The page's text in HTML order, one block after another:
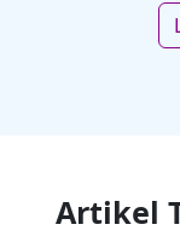
Artikel